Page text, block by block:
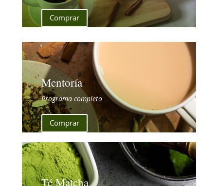
Comprar
Mentoría
Programa completo
Comprar
Té Matcha